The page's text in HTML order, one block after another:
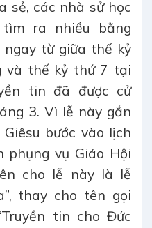
sẻ, các nhà sử học
ra nhiều bằng
ngay từ giữa thế kỷ
và thế kỷ thứ 7 tại
tin đã được cử
3. Vì lễ này gắn
bước vào lịch
phụng vụ Giáo Hội
cho lễ này là lễ
thay cho tên gọi
tin cho Đức